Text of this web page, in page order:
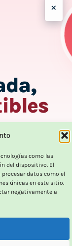
como las
del dispositivo. El
datos como el
únicas en este sitio.
negativamente a
×
-
nuevo